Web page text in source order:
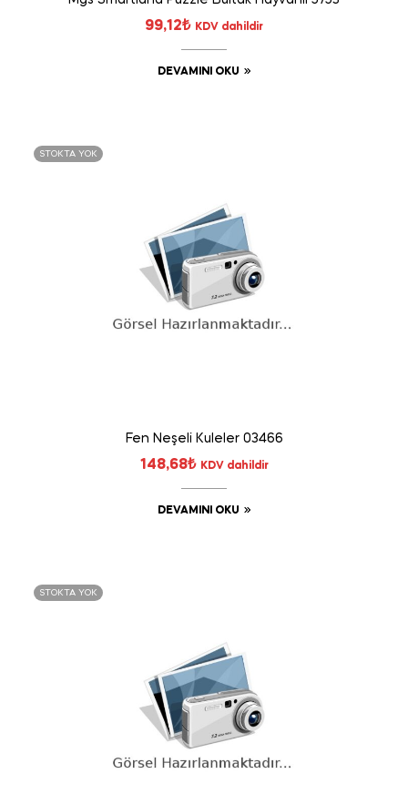
99,12₺ KDV dahildir
DEVAMINI OKU
STOKTA YOK
Fen Neşeli Kuleler 03466
148,68₺ KDV dahildir
DEVAMINI OKU
STOKTA YOK